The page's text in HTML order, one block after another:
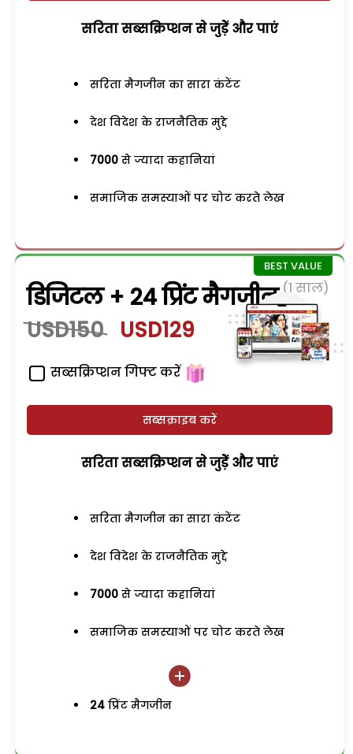
सरिता सब्सक्रिप्शन से जुड़ेें और पाएं
सरिता मैगजीन का सारा कंटेंट
देश विदेश के राजनैतिक मुद्दे
7000 से ज्यादा कहानियां
समाजिक समस्याओं पर चोट करते लेख
डिजिटल + 24 प्रिंट मैगजीन (1 साल)
USD150 USD129
सब्सक्रिप्शन गिफ्ट करें
सब्सक्राइब करें
सरिता सब्सक्रिप्शन से जुड़ेें और पाएं
सरिता मैगजीन का सारा कंटेंट
देश विदेश के राजनैतिक मुद्दे
7000 से ज्यादा कहानियां
समाजिक समस्याओं पर चोट करते लेख
24 प्रिंट मैगजीन